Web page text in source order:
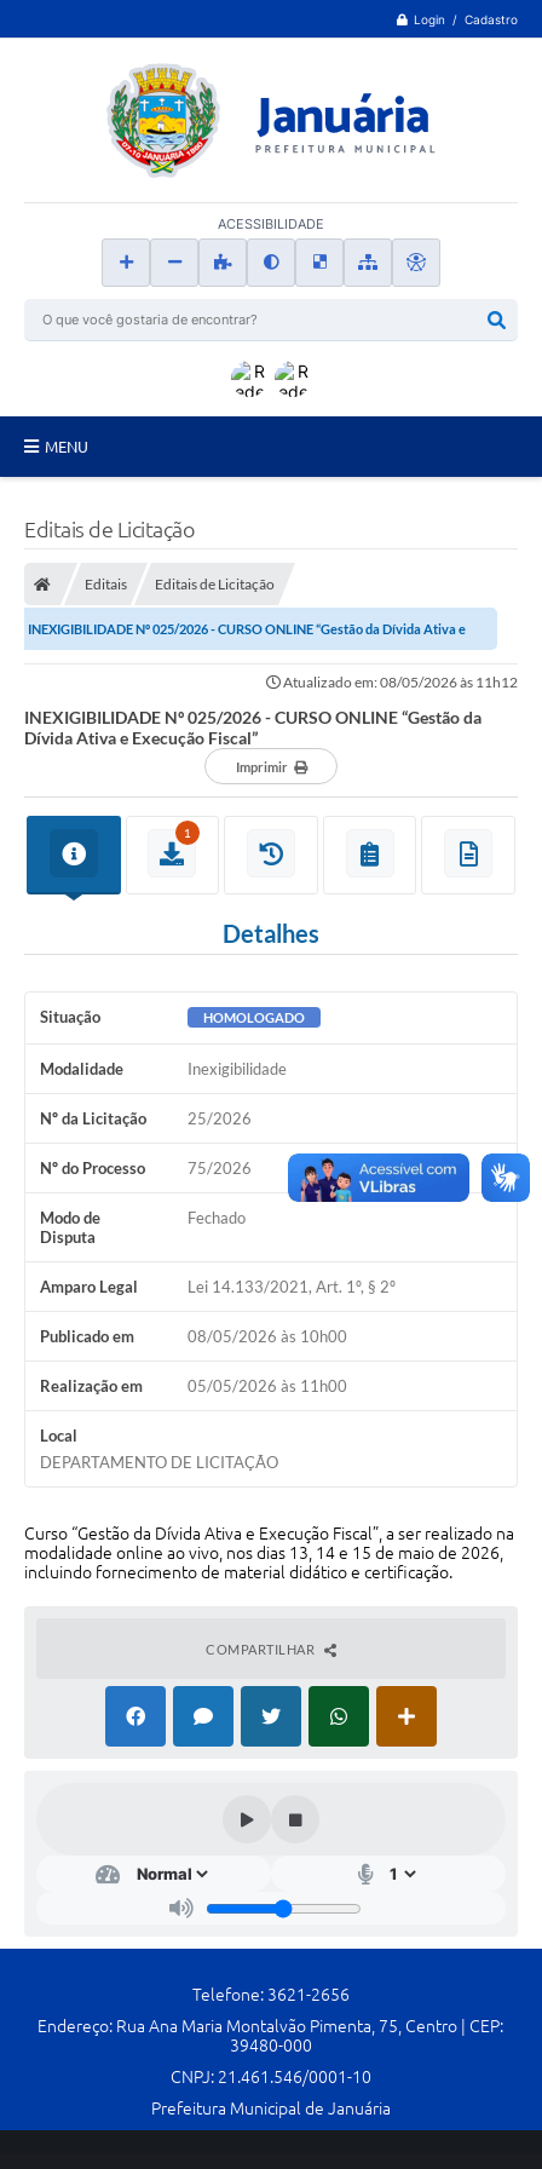
Login / Cadastro
ACESSIBILIDADE
MENU
Secretarias
Transparência Pública
Telefones Úteis
Ouvidoria
Cavernas do Peruaçu
Galeria de Fotos
Galeria de Vídeos
Notícias
Links e Sites
Enquete
Fotos - Eventos Oficiais
Editais de Licitação
Editais Editais de Licitação
INEXIGIBILIDADE Nº 025/2026 - CURSO ONLINE “Gestão da Dívida Ativa e
Atualizado em: 08/05/2026 às 11h12
INEXIGIBILIDADE Nº 025/2026 - CURSO ONLINE “Gestão da
Dívida Ativa e Execução Fiscal”
Imprimir
1
Detalhes
Situação HOMOLOGADO
Modalidade Inexigibilidade
Nº da Licitação 25/2026
Nº do Processo 75/2026
Modo de
Disputa
Fechado
Amparo Legal Lei 14.133/2021, Art. 1º, § 2º
Publicado em 08/05/2026 às 10h00
Realização em 05/05/2026 às 11h00
Local
DEPARTAMENTO DE LICITAÇÃO
Curso “Gestão da Dívida Ativa e Execução Fiscal”, a ser realizado na
modalidade online ao vivo, nos dias 13, 14 e 15 de maio de 2026,
incluindo fornecimento de material didático e certificação.
COMPARTILHAR
Telefone: 3621-2656
Endereço: Rua Ana Maria Montalvão Pimenta, 75, Centro | CEP:
39480-000
CNPJ: 21.461.546/0001-10
Prefeitura Municipal de Januária